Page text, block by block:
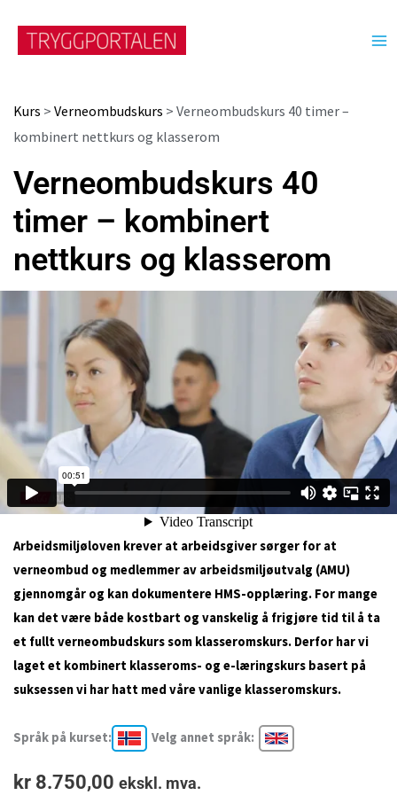
Kurs > Verneombudskurs > Verneombudskurs 40 timer –
kombinert nettkurs og klasserom
Verneombudskurs 40
timer – kombinert
nettkurs og klasserom
Arbeidsmiljøloven krever at arbeidsgiver sørger for at
verneombud og medlemmer av arbeidsmiljøutvalg (AMU)
gjennomgår og kan dokumentere HMS-opplæring. For mange
kan det være både kostbart og vanskelig å frigjøre tid til å ta
et fullt verneombudskurs som klasseromskurs. Derfor har vi
laget et kombinert klasseroms- og e-læringskurs basert på
suksessen vi har hatt med våre vanlige klasseromskurs.
Språk på kurset: Velg annet språk:
kr8.750,00 ekskl. mva.
40
timer
kombinert
nettkurs
og
klasserom
40
timer
kombinert
nettkurs
og
klasserom